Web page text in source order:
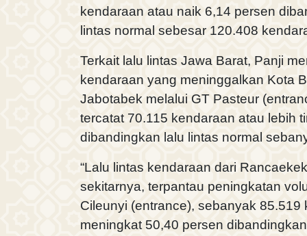
kendaraan atau naik 6,14 persen
lintas normal sebesar 120.408
Terkait lalu lintas Jawa Barat, Panji
kendaraan yang meninggalkan Kota
Jabotabek melalui GT Pasteur
tercatat 70.115 kendaraan atau lebih
dibandingkan lalu lintas normal
“Lalu lintas kendaraan dari
sekitarnya, terpantau peningkatan
Cileunyi (entrance), sebanyak 85.519
meningkat 50,40 persen